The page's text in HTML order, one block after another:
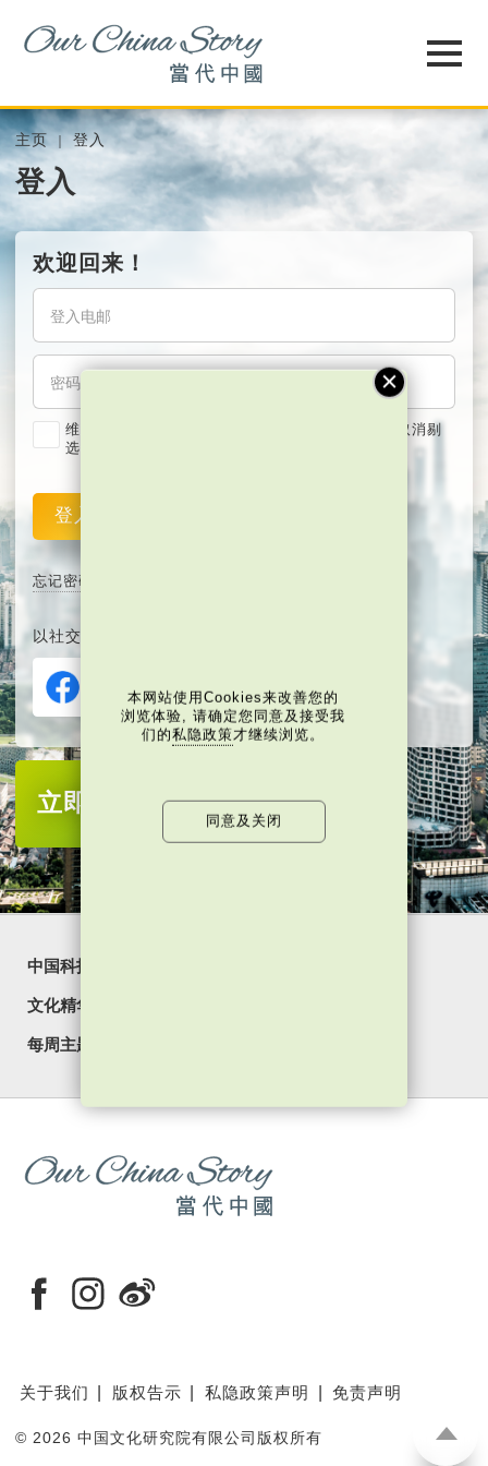
主页 登入
登入
欢迎回来！
维持我的登入状态两星期 (若使用共用电脑，紧记取消剔
选)
登入
忘记密码
以社交媒体平台注册或登入∶
立即注册 成为当代中国会员
中国科技
文化精华
每周主题
关于我们 版权告示 私隐政策声明 免责声明
© 2026 中国文化研究院有限公司版权所有
本网站使用Cookies来改善您的
浏览体验, 请确定您同意及接受我
们的私隐政策才继续浏览。
同意及关闭